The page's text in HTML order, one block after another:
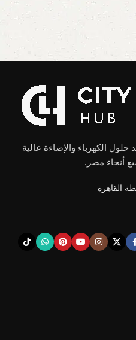
حلول الكهرباء والإضاءة عالية
أنحاء مصر.